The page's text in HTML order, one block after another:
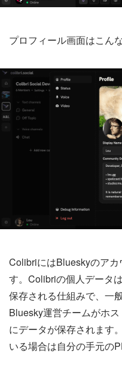
プロフィール画面はこんな
ColibriにはBlueskyのア
す。Colibriの個人データ
保存される仕組みで、一
Bluesky運営チームがホ
にデータが保存されます
いる場合は自分の手元の